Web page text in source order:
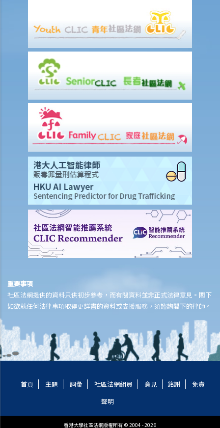
重要事項
社區法網提供的資料只供初步參考，而有關資料並非正式法律意見。閣下
如欲就任何法律事項取得更詳盡的資料或支援服務，須諮詢閣下的律師。
首頁 主題 詞彙 社區法網組員 意見 銘謝
免責
聲明
香港大學社區法網版權所有 © 2004 - 2026